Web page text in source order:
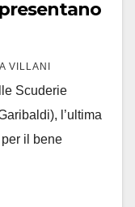
VILLANI
Scuderie
l’ultima
il bene